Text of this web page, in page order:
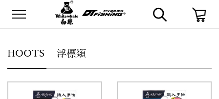
首頁 產品資訊 浮標類
HOOTS 浮標類